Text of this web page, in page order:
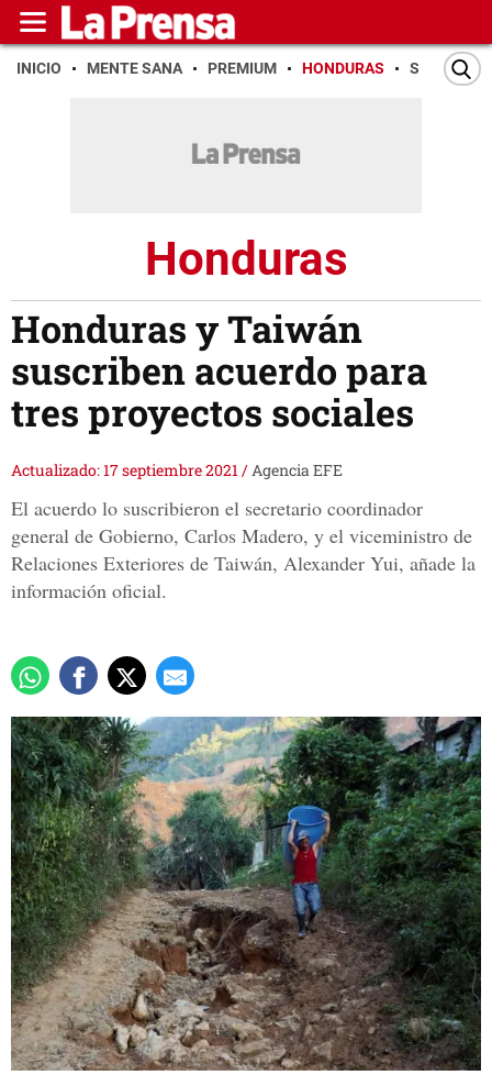
INICIO MENTE SANA PREMIUM HONDURAS SAN PEDRO
Honduras
Honduras y Taiwán
suscriben acuerdo para
tres proyectos sociales
Actualizado: 17 septiembre 2021/Agencia EFE
El acuerdo lo suscribieron el secretario coordinador
general de Gobierno, Carlos Madero, y el viceministro de
Relaciones Exteriores de Taiwán, Alexander Yui, añade la
información oficial.